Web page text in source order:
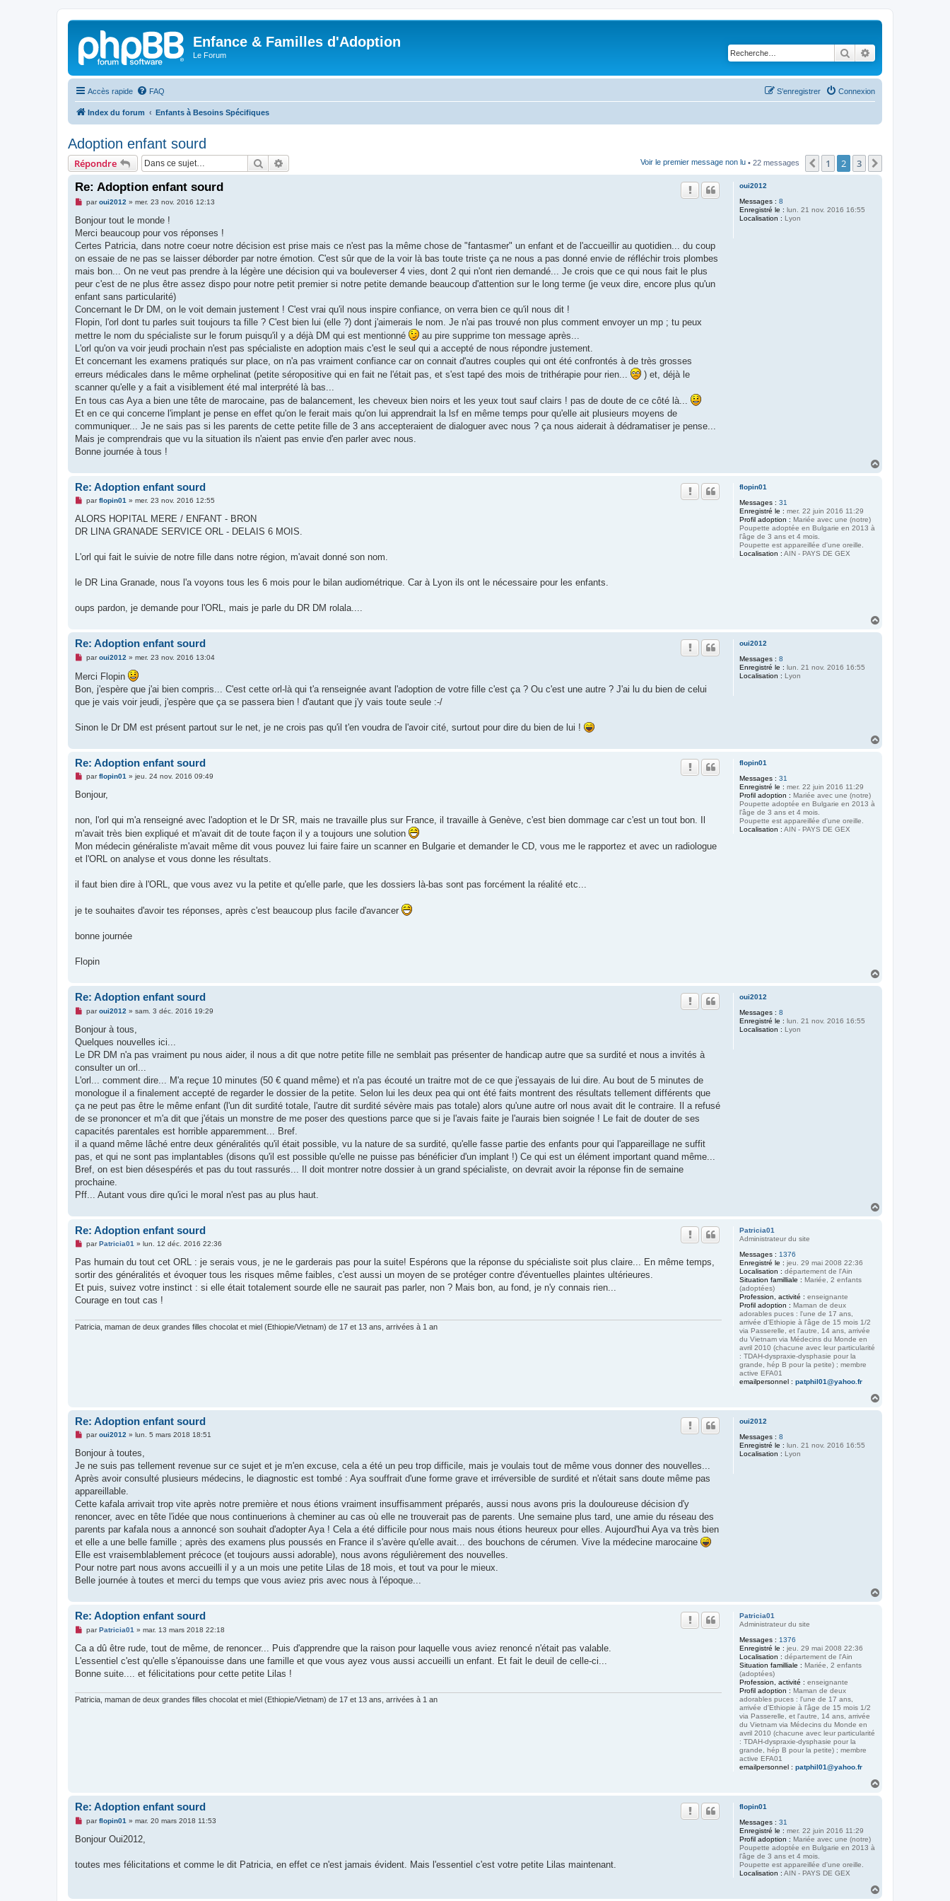
Enfance & Familles d'Adoption
Le Forum Rechercher
Accès rapide FAQ Connexion
S’enregistrer
Index du forum Enfants à Besoins Spécifiques
Adoption enfant sourd
Répondre Rechercher Voir le premier message non lu • 22 messages Précédente
1 2 3
oui2012
Messages : 8
Enregistré le : lun. 21 nov. 2016 16:55
Localisation : Lyon
Re: Adoption enfant sourd
M
s
a
g
n
o
l
u
paroui2012 » mer. 23 nov. 2016 12:13
Bonjour tout le monde !
Merci beaucoup pour vos réponses !
Certes Patricia, dans notre coeur notre décision est prise mais ce n'est pas la même chose de "fantasmer" un enfant et de l'accueillir au quotidien... du coup
on essaie de ne pas se laisser déborder par notre émotion. C'est sûr que de la voir là bas toute triste ça ne nous a pas donné envie de réfléchir trois plombes
mais bon... On ne veut pas prendre à la légère une décision qui va bouleverser 4 vies, dont 2 qui n'ont rien demandé... Je crois que ce qui nous fait le plus
peur c'est de ne plus être assez dispo pour notre petit premier si notre petite demande beaucoup d'attention sur le long terme (je veux dire, encore plus qu'un
enfant sans particularité)
Concernant le Dr DM, on le voit demain justement ! C'est vrai qu'il nous inspire confiance, on verra bien ce qu'il nous dit !
Flopin, l'orl dont tu parles suit toujours ta fille ? C'est bien lui (elle ?) dont j'aimerais le nom. Je n'ai pas trouvé non plus comment envoyer un mp ; tu peux
mettre le nom du spécialiste sur le forum puisqu'il y a déjà DM qui est mentionné
au pire supprime ton message après...
L'orl qu'on va voir jeudi prochain n'est pas spécialiste en adoption mais c'est le seul qui a accepté de nous répondre justement.
Et concernant les examens pratiqués sur place, on n'a pas vraiment confiance car on connait d'autres couples qui ont été confrontés à de très grosses
erreurs médicales dans le même orphelinat (petite séropositive qui en fait ne l'était pas, et s'est tapé des mois de trithérapie pour rien...
) et, déjà le
scanner qu'elle y a fait a visiblement été mal interprété là bas...
En tous cas Aya a bien une tête de marocaine, pas de balancement, les cheveux bien noirs et les yeux tout sauf clairs ! pas de doute de ce côté là...
Et en ce qui concerne l'implant je pense en effet qu'on le ferait mais qu'on lui apprendrait la lsf en même temps pour qu'elle ait plusieurs moyens de
communiquer... Je ne sais pas si les parents de cette petite fille de 3 ans accepteraient de dialoguer avec nous ? ça nous aiderait à dédramatiser je pense...
Mais je comprendrais que vu la situation ils n'aient pas envie d'en parler avec nous.
Bonne journée à tous !
flopin01
Messages : 31
Enregistré le : mer. 22 juin 2016 11:29
Profil adoption : Mariée avec une (notre)
Poupette adoptée en Bulgarie en 2013 à
l'âge de 3 ans et 4 mois.
Poupette est appareillée d'une oreille.
Localisation : AIN - PAYS DE GEX
Re: Adoption enfant sourd
M
s
a
n
parflopin01 » mer. 23 nov. 2016 12:55
ALORS HOPITAL MERE / ENFANT - BRON
DR LINA GRANADE SERVICE ORL - DELAIS 6 MOIS.
L'orl qui fait le suivie de notre fille dans notre région, m'avait donné son nom.
le DR Lina Granade, nous l'a voyons tous les 6 mois pour le bilan audiométrique. Car à Lyon ils ont le nécessaire pour les enfants.
oups pardon, je demande pour l'ORL, mais je parle du DR DM rolala....
oui2012
Messages : 8
Enregistré le : lun. 21 nov. 2016 16:55
Localisation : Lyon
Re: Adoption enfant sourd
M
s
s
a
g
e
o
n
u
paroui2012 » mer. 23 nov. 2016 13:04
Merci Flopin
Bon, j'espère que j'ai bien compris... C'est cette orl-là qui t'a renseignée avant l'adoption de votre fille c'est ça ? Ou c'est une autre ? J'ai lu du bien de celui
que je vais voir jeudi, j'espère que ça se passera bien ! d'autant que j'y vais toute seule :-/
Sinon le Dr DM est présent partout sur le net, je ne crois pas qu'il t'en voudra de l'avoir cité, surtout pour dire du bien de lui !
flopin01
Messages : 31
Enregistré le : mer. 22 juin 2016 11:29
Profil adoption : Mariée avec une (notre)
Poupette adoptée en Bulgarie en 2013 à
l'âge de 3 ans et 4 mois.
Poupette est appareillée d'une oreille.
Localisation : AIN - PAYS DE GEX
Re: Adoption enfant sourd
M
s
g
n
o
n
parflopin01 » jeu. 24 nov. 2016 09:49
Bonjour,
non, l'orl qui m'a renseigné avec l'adoption et le Dr SR, mais ne travaille plus sur France, il travaille à Genève, c'est bien dommage car c'est un tout bon. Il
m'avait très bien expliqué et m'avait dit de toute façon il y a toujours une solution
Mon médecin généraliste m'avait même dit vous pouvez lui faire faire un scanner en Bulgarie et demander le CD, vous me le rapportez et avec un radiologue
et l'ORL on analyse et vous donne les résultats.
il faut bien dire à l'ORL, que vous avez vu la petite et qu'elle parle, que les dossiers là-bas sont pas forcément la réalité etc...
je te souhaites d'avoir tes réponses, après c'est beaucoup plus facile d'avancer
bonne journée
Flopin
oui2012
Messages : 8
Enregistré le : lun. 21 nov. 2016 16:55
Localisation : Lyon
Re: Adoption enfant sourd
M
s
a
g
n
o
l
u
paroui2012 » sam. 3 déc. 2016 19:29
Bonjour à tous,
Quelques nouvelles ici...
Le DR DM n'a pas vraiment pu nous aider, il nous a dit que notre petite fille ne semblait pas présenter de handicap autre que sa surdité et nous a invités à
consulter un orl...
L'orl... comment dire... M'a reçue 10 minutes (50 € quand même) et n'a pas écouté un traitre mot de ce que j'essayais de lui dire. Au bout de 5 minutes de
monologue il a finalement accepté de regarder le dossier de la petite. Selon lui les deux pea qui ont été faits montrent des résultats tellement différents que
ça ne peut pas être le même enfant (l'un dit surdité totale, l'autre dit surdité sévère mais pas totale) alors qu'une autre orl nous avait dit le contraire. Il a refusé
de se prononcer et m'a dit que j'étais un monstre de me poser des questions parce que si je l'avais faite je l'aurais bien soignée ! Le fait de douter de ses
capacités parentales est horrible apparemment... Bref.
il a quand même lâché entre deux généralités qu'il était possible, vu la nature de sa surdité, qu'elle fasse partie des enfants pour qui l'appareillage ne suffit
pas, et qui ne sont pas implantables (disons qu'il est possible qu'elle ne puisse pas bénéficier d'un implant !) Ce qui est un élément important quand même...
Bref, on est bien désespérés et pas du tout rassurés... Il doit montrer notre dossier à un grand spécialiste, on devrait avoir la réponse fin de semaine
prochaine.
Pff... Autant vous dire qu'ici le moral n'est pas au plus haut.
Patricia01
Administrateur du site
Messages : 1376
Enregistré le : jeu. 29 mai 2008 22:36
Localisation : département de l'Ain
Situation familliale : Mariée, 2 enfants
(adoptées)
Profession, activité : enseignante
Profil adoption : Maman de deux
adorables puces : l'une de 17 ans,
arrivée d'Ethiopie à l'âge de 15 mois 1/2
via Passerelle, et l'autre, 14 ans, arrivée
du Vietnam via Médecins du Monde en
avril 2010 (chacune avec leur particularité
: TDAH-dyspraxie-dysphasie pour la
grande, hép B pour la petite) ; membre
active EFA01
emailpersonnel : patphil01@yahoo.fr
Re: Adoption enfant sourd
M
s
a
g
e
n
n
l
parPatricia01 » lun. 12 déc. 2016 22:36
Pas humain du tout cet ORL : je serais vous, je ne le garderais pas pour la suite! Espérons que la réponse du spécialiste soit plus claire... En même temps,
sortir des généralités et évoquer tous les risques même faibles, c'est aussi un moyen de se protéger contre d'éventuelles plaintes ultérieures.
Et puis, suivez votre instinct : si elle était totalement sourde elle ne saurait pas parler, non ? Mais bon, au fond, je n'y connais rien...
Courage en tout cas !
Patricia, maman de deux grandes filles chocolat et miel (Ethiopie/Vietnam) de 17 et 13 ans, arrivées à 1 an
oui2012
Messages : 8
Enregistré le : lun. 21 nov. 2016 16:55
Localisation : Lyon
Re: Adoption enfant sourd
M
s
a
g
n
o
l
u
paroui2012 » lun. 5 mars 2018 18:51
Bonjour à toutes,
Je ne suis pas tellement revenue sur ce sujet et je m'en excuse, cela a été un peu trop difficile, mais je voulais tout de même vous donner des nouvelles...
Après avoir consulté plusieurs médecins, le diagnostic est tombé : Aya souffrait d'une forme grave et irréversible de surdité et n'était sans doute même pas
appareillable.
Cette kafala arrivait trop vite après notre première et nous étions vraiment insuffisamment préparés, aussi nous avons pris la douloureuse décision d'y
renoncer, avec en tête l'idée que nous continuerions à cheminer au cas où elle ne trouverait pas de parents. Une semaine plus tard, une amie du réseau des
parents par kafala nous a annoncé son souhait d'adopter Aya ! Cela a été difficile pour nous mais nous étions heureux pour elles. Aujourd'hui Aya va très bien
et elle a une belle famille ; après des examens plus poussés en France il s'avère qu'elle avait... des bouchons de cérumen. Vive la médecine marocaine
Elle est vraisemblablement précoce (et toujours aussi adorable), nous avons régulièrement des nouvelles.
Pour notre part nous avons accueilli il y a un mois une petite Lilas de 18 mois, et tout va pour le mieux.
Belle journée à toutes et merci du temps que vous aviez pris avec nous à l'époque...
Patricia01
Administrateur du site
Messages : 1376
Enregistré le : jeu. 29 mai 2008 22:36
Localisation : département de l'Ain
Situation familliale : Mariée, 2 enfants
(adoptées)
Profession, activité : enseignante
Profil adoption : Maman de deux
adorables puces : l'une de 17 ans,
arrivée d'Ethiopie à l'âge de 15 mois 1/2
via Passerelle, et l'autre, 14 ans, arrivée
du Vietnam via Médecins du Monde en
avril 2010 (chacune avec leur particularité
: TDAH-dyspraxie-dysphasie pour la
grande, hép B pour la petite) ; membre
active EFA01
emailpersonnel : patphil01@yahoo.fr
Re: Adoption enfant sourd
M
s
a
g
o
parPatricia01 » mar. 13 mars 2018 22:18
Ca a dû être rude, tout de même, de renoncer... Puis d'apprendre que la raison pour laquelle vous aviez renoncé n'était pas valable.
L'essentiel c'est qu'elle s'épanouisse dans une famille et que vous ayez vous aussi accueilli un enfant. Et fait le deuil de celle-ci...
Bonne suite.... et félicitations pour cette petite Lilas !
Patricia, maman de deux grandes filles chocolat et miel (Ethiopie/Vietnam) de 17 et 13 ans, arrivées à 1 an
flopin01
Messages : 31
Enregistré le : mer. 22 juin 2016 11:29
Profil adoption : Mariée avec une (notre)
Poupette adoptée en Bulgarie en 2013 à
l'âge de 3 ans et 4 mois.
Poupette est appareillée d'une oreille.
Localisation : AIN - PAYS DE GEX
Re: Adoption enfant sourd
M
s
g
parflopin01 » mar. 20 mars 2018 11:53
Bonjour Oui2012,
toutes mes félicitations et comme le dit Patricia, en effet ce n'est jamais évident. Mais l'essentiel c'est votre petite Lilas maintenant.